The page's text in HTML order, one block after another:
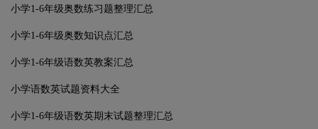
小学1-6年级奥数练习题整理汇总
小学1-6年级奥数知识点汇总
小学1-6年级语数英教案汇总
小学语数英试题资料大全
小学1-6年级语数英期末试题整理汇总